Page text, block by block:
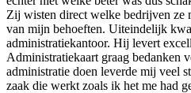
Zij wisten direct welke bedrijven ze
van mijn behoeften. Uiteindelijk
administratiekantoor. Hij levert
Administratiekaart graag bedanken
administratie doen leverde mij veel
zaak die werkt zoals ik het me had